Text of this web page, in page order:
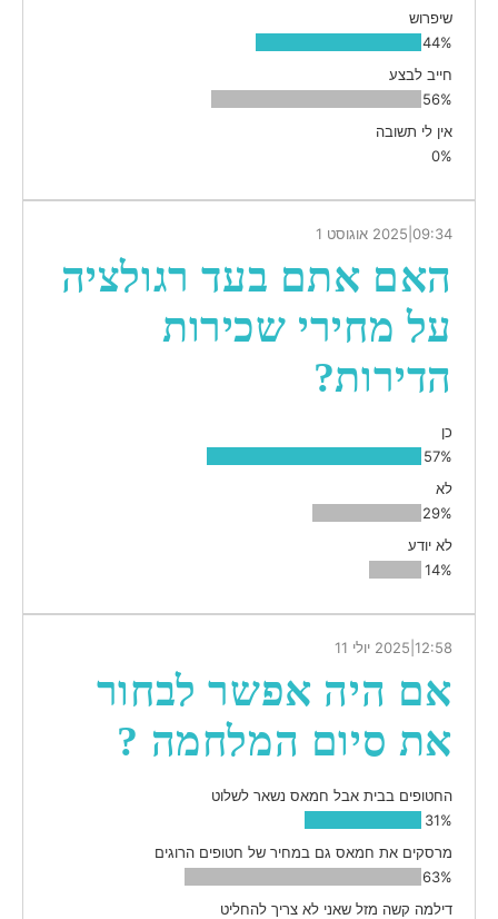
שיפרוש
44%
חייב לבצע
56%
אין לי תשובה
0%
2025 אוגוסט 1 09:34
האם אתם בעד רגולציה
על מחירי שכירות
הדירות?
כן
57%
לא
29%
לא יודע
14%
2025 יולי 11 12:58
אם היה אפשר לבחור
את סיום המלחמה ?
החטופים בבית אבל חמאס נשאר לשלוט
31%
מרסקים את חמאס גם במחיר של חטופים הרוגים
63%
דילמה קשה מזל שאני לא צריך להחליט